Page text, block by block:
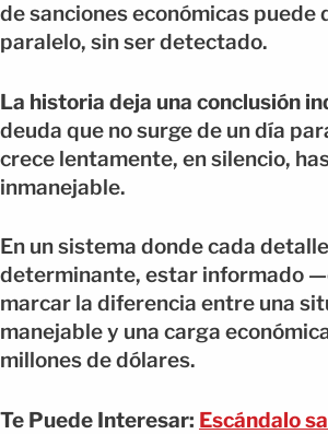
de sanciones económicas puede
paralelo, sin ser detectado.
La historia deja una conclusión
deuda que no surge de un día
crece lentamente, en silencio,
inmanejable.
En un sistema donde cada
determinante, estar informado
marcar la diferencia entre una
manejable y una carga
millones de dólares.
Te Puede Interesar: Escándalo